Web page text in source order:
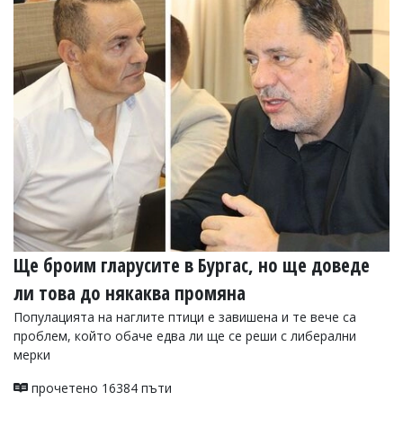
Ще броим гларусите в Бургас, но ще доведе
ли това до някаква промяна
Популацията на наглите птици е завишена и те вече са
проблем, който обаче едва ли ще се реши с либерални
мерки
прочетено 16384 пъти